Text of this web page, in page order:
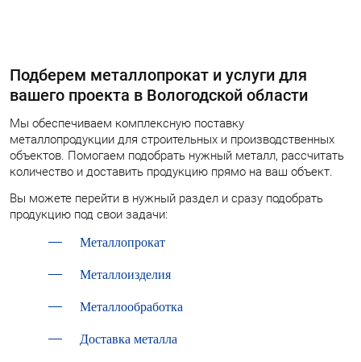
Подберем металлопрокат и услуги для
вашего проекта в Вологодской области
Мы обеспечиваем комплексную поставку
металлопродукции для строительных и производственных
объектов. Помогаем подобрать нужный металл, рассчитать
количество и доставить продукцию прямо на ваш объект.
Вы можете перейти в нужный раздел и сразу подобрать
продукцию под свои задачи:
Металлопрокат
Металлоизделия
Металлообработка
Доставка металла